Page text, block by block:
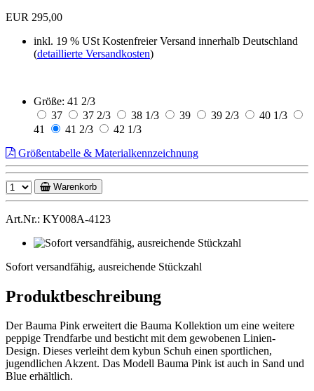
EUR 295,00
inkl. 19 % USt Kostenfreier Versand innerhalb Deutschland
(detaillierte Versandkosten)
Größe: 41 2/3
37
37 2/3 38 1/3 39 39 2/3
40 1/3
41
41 2/3
42 1/3
Größentabelle & Materialkennzeichnung
Warenkorb
Art.Nr.: KY008A-4123
Sofort versandfähig, ausreichende Stückzahl
Produktbeschreibung
Der Bauma Pink erweitert die Bauma Kollektion um eine weitere
peppige Trendfarbe und besticht mit dem gewobenen Linien-
Design. Dieses verleiht dem kybun Schuh einen sportlichen,
jugendlichen Akzent. Das Modell Bauma Pink ist auch in Sand und
Blue erhältlich.